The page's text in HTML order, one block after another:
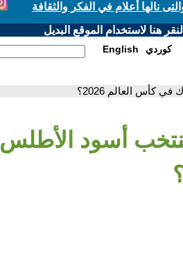
نالها أعلام في الفكر والثقافة
هنا لاستخدام الموقع البديل
English كوردي
العالم 2026؟
أسود الأطلس